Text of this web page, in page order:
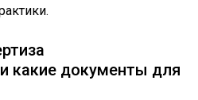
какие документы для